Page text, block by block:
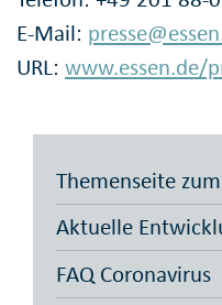
E-Mail:
URL: www.essen.de/
Themenseite
Aktuelle
FAQ Coronavirus